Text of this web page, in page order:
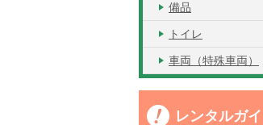
備品
トイレ
車両（特殊車両）
レンタルガ